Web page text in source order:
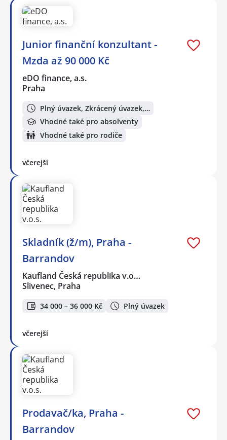
Junior finanční konzultant -
Mzda až 90 000 Kč
eDO finance, a.s.
Praha
Plný úvazek, Zkrácený úvazek,…
Vhodné také pro absolventy
Vhodné také pro rodiče
včerejší
Skladník (ž/m), Praha -
Barrandov
Kaufland Česká republika v.o…
Slivenec, Praha
34 000 – 36 000 Kč Plný úvazek
včerejší
Prodavač/ka, Praha -
Barrandov